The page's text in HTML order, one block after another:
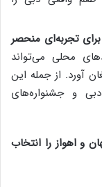
تجربه‌ای منحصر
محلی می‌تواند
آورد. از جمله این
و جشنواره‌های
و اهواز را انتخاب